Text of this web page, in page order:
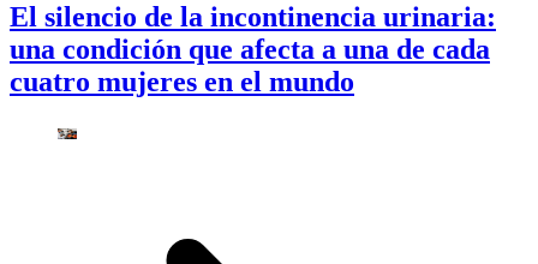
El silencio de la incontinencia urinaria:
una condición que afecta a una de cada
cuatro mujeres en el mundo